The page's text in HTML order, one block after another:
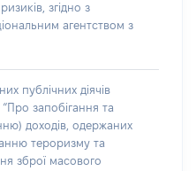
згідно з
агентством з
публічних діячів
запобігання та
доходів, одержаних
тероризму та
зброї масового